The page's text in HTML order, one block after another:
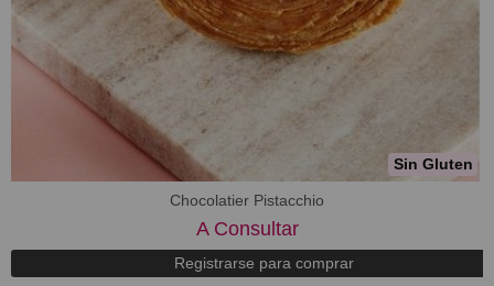
Sin Gluten
Chocolatier Pistacchio
A Consultar
Registrarse para comprar